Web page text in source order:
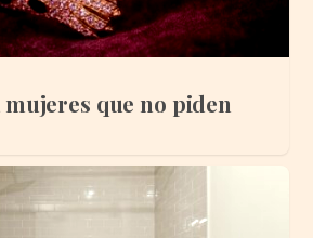
mujeres que no piden